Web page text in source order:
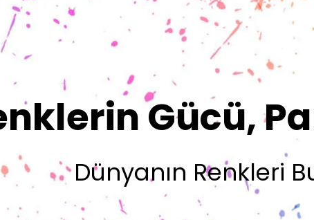
Renklerimiz
Olsun